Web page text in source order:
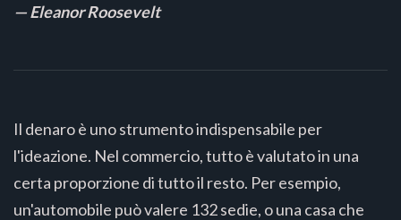
— Eleanor Roosevelt
Il denaro è uno strumento indispensabile per
l'ideazione. Nel commercio, tutto è valutato in una
certa proporzione di tutto il resto. Per esempio,
un'automobile può valere 132 sedie, o una casa che